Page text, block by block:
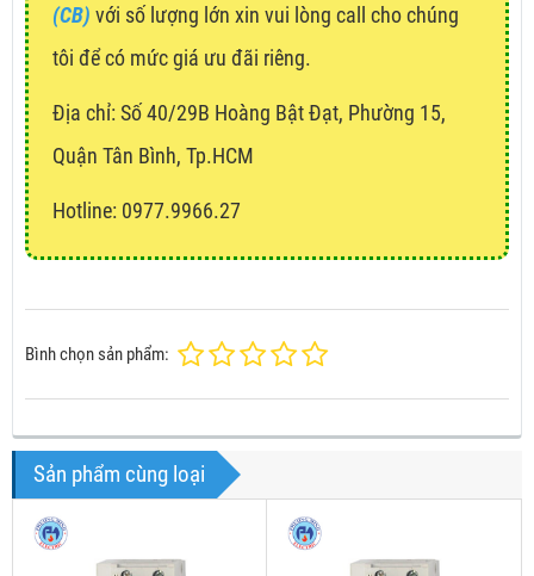
(CB) với số lượng lớn xin vui lòng call cho chúng
tôi để có mức giá ưu đãi riêng.
Địa chỉ: Số 40/29B Hoàng Bật Đạt, Phường 15,
Quận Tân Bình, Tp.HCM
Hotline: 0977.9966.27
Bình chọn sản phẩm:
Sản phẩm cùng loại